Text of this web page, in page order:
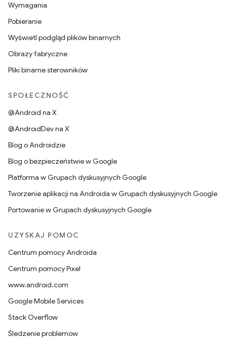
Wymagania
Pobieranie
Wyświetl podgląd plików binarnych
Obrazy fabryczne
Pliki binarne sterowników
SPOŁECZNOŚĆ
@Android na X
@AndroidDev na X
Blog o Androidzie
Blog o bezpieczeństwie w Google
Platforma w Grupach dyskusyjnych Google
Tworzenie aplikacji na Androida w Grupach dyskusyjnych Google
Portowanie w Grupach dyskusyjnych Google
UZYSKAJ POMOC
Centrum pomocy Androida
Centrum pomocy Pixel
www.android.com
Google Mobile Services
Stack Overflow
Śledzenie problemów